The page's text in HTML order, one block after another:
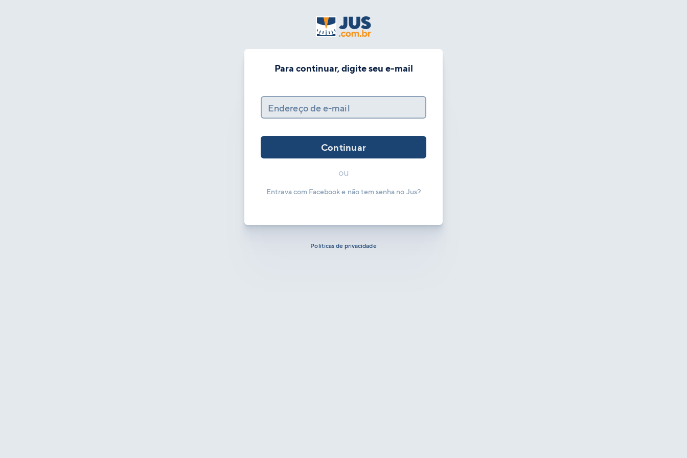
Para continuar, digite seu e-mail
Endereço de e-mail
Continuar
ou
Entrava com Facebook e não tem senha no Jus?
Políticas de privacidade